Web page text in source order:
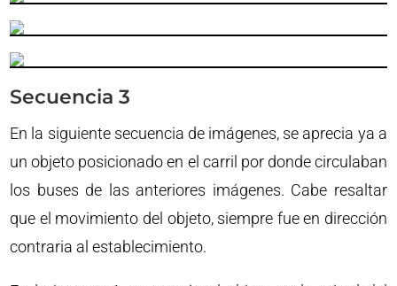
Secuencia 3
En la siguiente secuencia de imágenes, se aprecia ya a
un objeto posicionado en el carril por donde circulaban
los buses de las anteriores imágenes. Cabe resaltar
que el movimiento del objeto, siempre fue en dirección
contraria al establecimiento.